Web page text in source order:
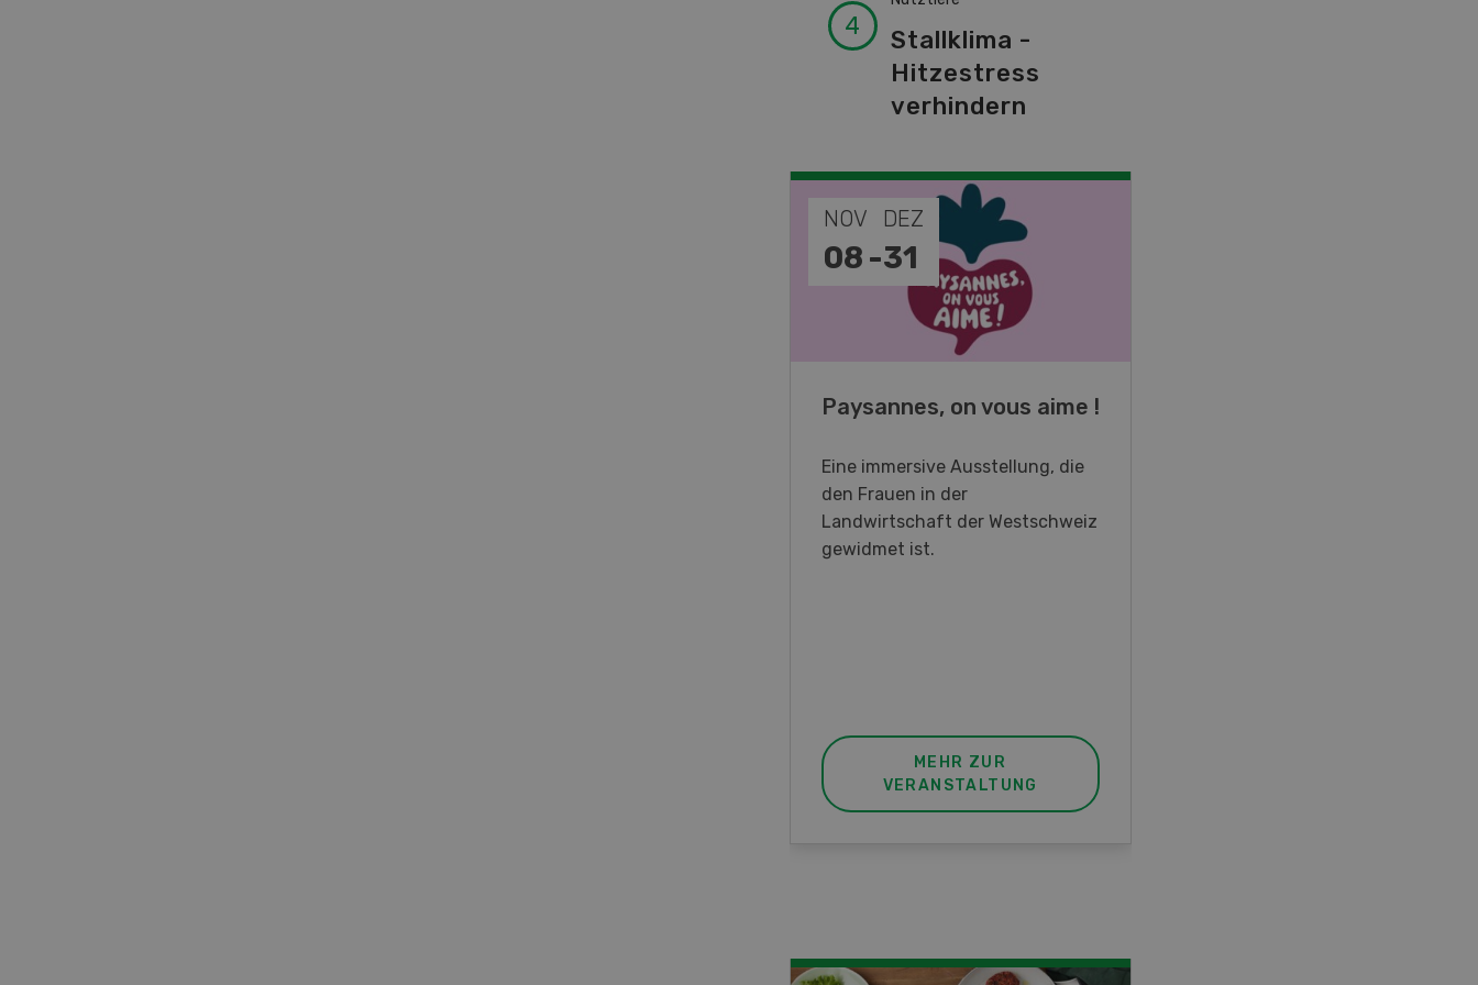
Stallklima -
Hitzestress
verhindern
NOV
08 -
DEZ
31
Paysannes, on vous aime !
Eine immersive Ausstellung, die
den Frauen in der
Landwirtschaft der Westschweiz
gewidmet ist.
MEHR ZUR
VERANSTALTUNG